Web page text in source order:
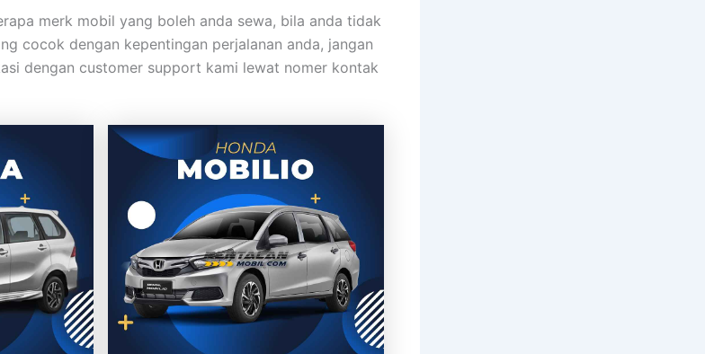
merk mobil yang boleh anda sewa, bila anda tidak
cocok dengan kepentingan perjalanan anda, jangan
dengan customer support kami lewat nomer kontak